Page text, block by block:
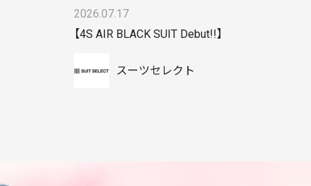
2026.07.17
【4S AIR BLACK SUIT Debut!!】
スーツセレクト